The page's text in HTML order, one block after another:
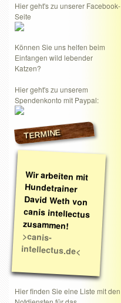
Hier geht's zu unserer Facebook-
Seite
Können Sie uns helfen beim
Einfangen wild lebender
Katzen?
Hier geht's zu unserem
Spendenkonto mit Paypal:
TERMINE
Wir arbeiten mit
Hundetrainer
David Weth von
canis intellectus
zusammen!
>canis-
intellectus.de<
Hier finden Sie eine Liste mit den